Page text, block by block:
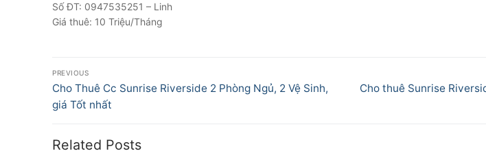
Số ĐT: 0947535251 – Linh
Giá thuê: 10 Triệu/Tháng
Điều
hướng
bài
viết
PREVIOUS
Previous
post:
Cho Thuê Cc Sunrise Riverside 2 Phòng Ngủ, 2 Vệ Sinh,
giá Tốt nhất
Next
Cho thuê Sunrise
Related Posts